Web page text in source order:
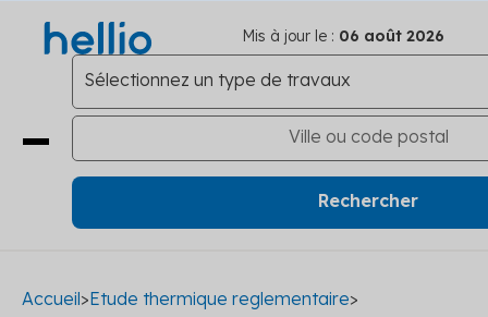
Mis à jour le : 06 août 2026
Accueil>Etude thermique reglementaire>